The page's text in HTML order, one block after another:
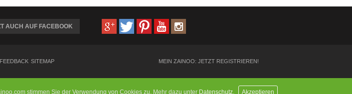
stimmen Sie der Verwendung von Cookies zu. Mehr dazu unter Datenschutz. Akzeptieren
AUCH AUF FACEBOOK
MEIN ZAINOO: JETZT REGISTRIEREN!
FEEDBACK SITEMAP